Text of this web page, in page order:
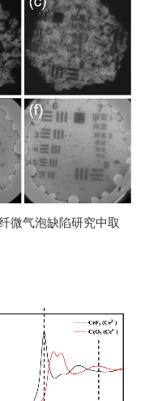
微气泡缺陷研究中取